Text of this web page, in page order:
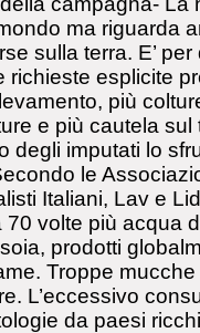
ma riguarda
sulla terra. E’
richieste esplicite
più
e più cautela sul
degli imputati lo
le
Italiani, Lav e
volte più acqua
prodotti
Troppe
L’eccessivo
da paesi